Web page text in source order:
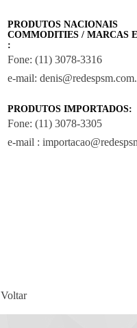
PRODUTOS NACIONAIS
COMMODITIES / MARCAS
:
Fone: (11) 3078-3316
e-mail:
PRODUTOS IMPORTADOS:
Fone: (11) 3078-3305
e-mail :
Voltar